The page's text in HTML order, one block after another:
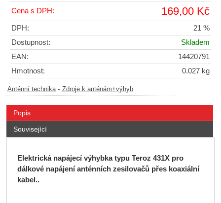
Cena s DPH: 169,00 Kč
DPH:
21 %
Dostupnost:
Skladem
EAN:
14420791
Hmotnost:
0.027 kg
Anténní technika- Zdroje k anténám+výhyb
Popis
Související
Elektrická napájecí výhybka typu Teroz 431X pro
dálkové napájení anténních zesilovačů přes koaxiální
kabel..